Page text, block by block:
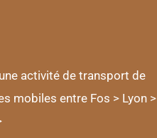
activité de transport de
mobiles entre Fos > Lyon >